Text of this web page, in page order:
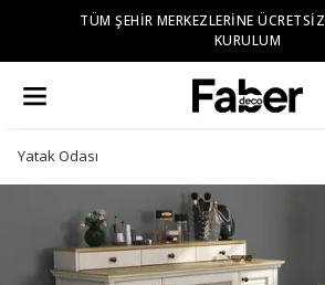
TÜM ŞEHIR MERKEZLERINE
KURULUM
Yatak Odası